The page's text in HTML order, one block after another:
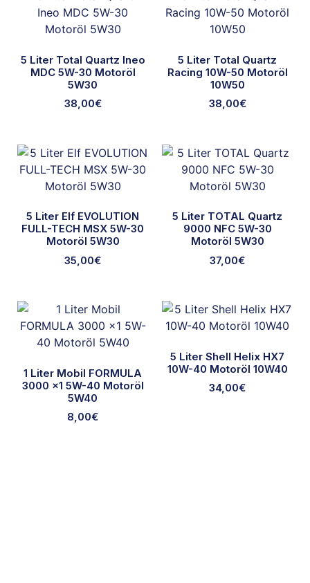
5 Liter Total Quartz Ineo
MDC 5W-30 Motoröl
5W30
38,00€
5 Liter Total Quartz
Racing 10W-50 Motoröl
10W50
38,00€
5 Liter Elf EVOLUTION
FULL-TECH MSX 5W-30
Motoröl 5W30
35,00€
5 Liter TOTAL Quartz
9000 NFC 5W-30
Motoröl 5W30
37,00€
1 Liter Mobil FORMULA
3000 x1 5W-40 Motoröl
5W40
8,00€
5 Liter Shell Helix HX7
10W-40 Motoröl 10W40
34,00€